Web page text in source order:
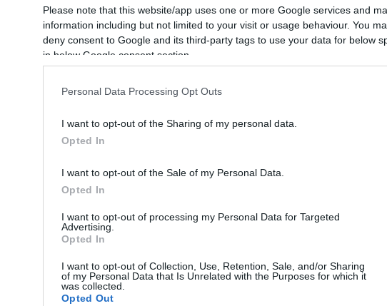
Please note that this website/app uses one or more Google services and
information including but not limited to your visit or usage behaviour. You
deny consent to Google and its third-party tags to use your data for below
in below Google consent section.
Personal Data Processing Opt Outs
I want to opt-out of the Sharing of my personal data.
Opted In
I want to opt-out of the Sale of my Personal Data.
Opted In
I want to opt-out of processing my Personal Data for Targeted
Advertising.
Opted In
I want to opt-out of Collection, Use, Retention, Sale, and/or Sharing
of my Personal Data that Is Unrelated with the Purposes for which it
was collected.
Opted Out